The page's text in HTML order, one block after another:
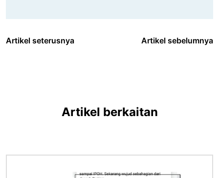
Artikel seterusnya Artikel sebelumnya
Artikel berkaitan